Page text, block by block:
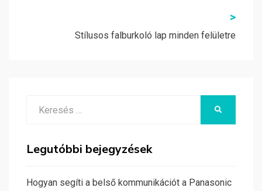
>
Stílusos falburkoló lap minden felületre
Legutóbbi bejegyzések
Hogyan segíti a belső kommunikációt a Panasonic